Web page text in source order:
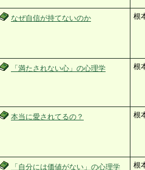
なぜ自信が持てないのか 根
「満たされない心」の心理学 根
本当に愛されてるの？ 根
「自分には価値がない」の心理学 根